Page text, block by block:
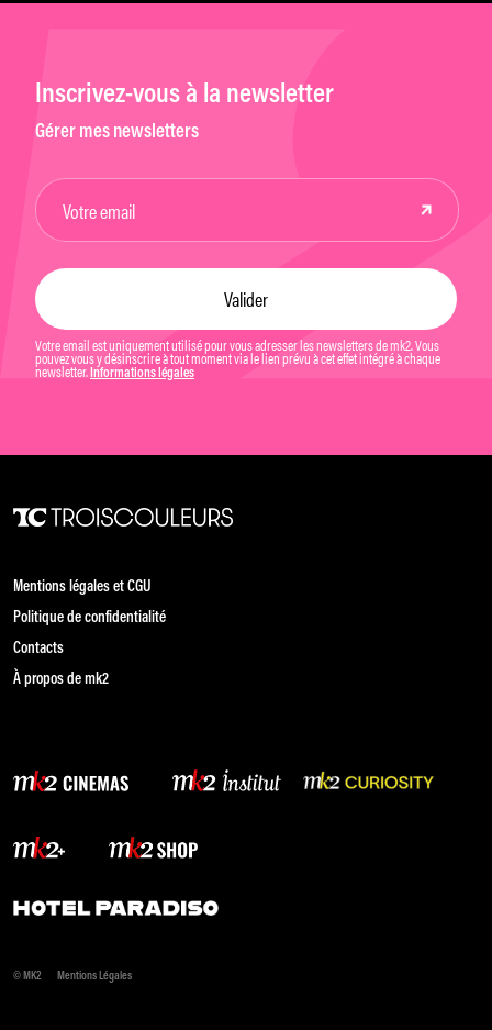
Inscrivez-vous à la newsletter
Gérer mes newsletters
Votre email est uniquement utilisé pour vous adresser les newsletters de mk2. Vous
pouvez vous y désinscrire à tout moment via le lien prévu à cet effet intégré à chaque
newsletter. Informations légales
Mentions légales et CGU
Politique de confidentialité
Contacts
À propos de mk2
© MK2 Mentions Légales